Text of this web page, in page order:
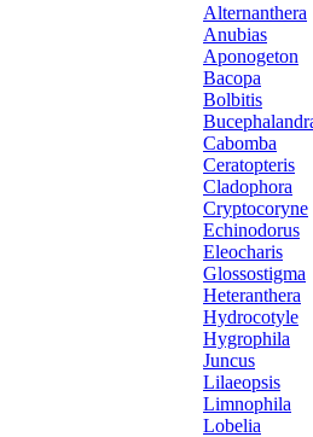
Alternanthera
Anubias
Aponogeton
Bacopa
Bolbitis
Cabomba
Ceratopteris
Cladophora
Cryptocoryne
Echinodorus
Eleocharis
Glossostigma
Heteranthera
Hydrocotyle
Hygrophila
Juncus
Lilaeopsis
Limnophila
Lobelia